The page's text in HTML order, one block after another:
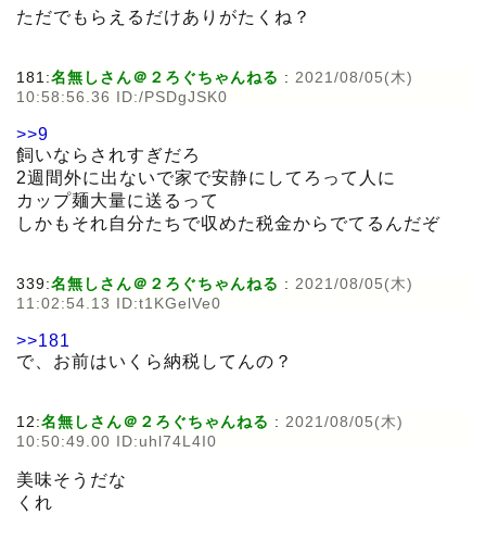
ただでもらえるだけありがたくね？
181:名無しさん＠２ろぐちゃんねる : 2021/08/05(木)
10:58:56.36 ID:/PSDgJSK0
>>9
飼いならされすぎだろ
2週間外に出ないで家で安静にしてろって人に
カップ麺大量に送るって
しかもそれ自分たちで収めた税金からでてるんだぞ
339:名無しさん＠２ろぐちゃんねる : 2021/08/05(木)
11:02:54.13 ID:t1KGelVe0
>>181
で、お前はいくら納税してんの？
12:名無しさん＠２ろぐちゃんねる : 2021/08/05(木)
10:50:49.00 ID:uhl74L4I0
美味そうだな
くれ